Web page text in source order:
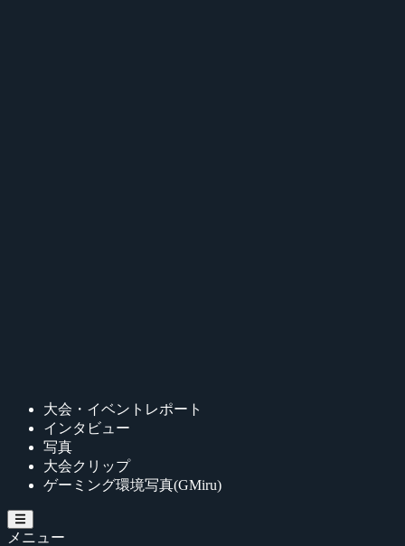
大会・イベントレポート
インタビュー
写真
大会クリップ
ゲーミング環境写真(GMiru)
メニュー